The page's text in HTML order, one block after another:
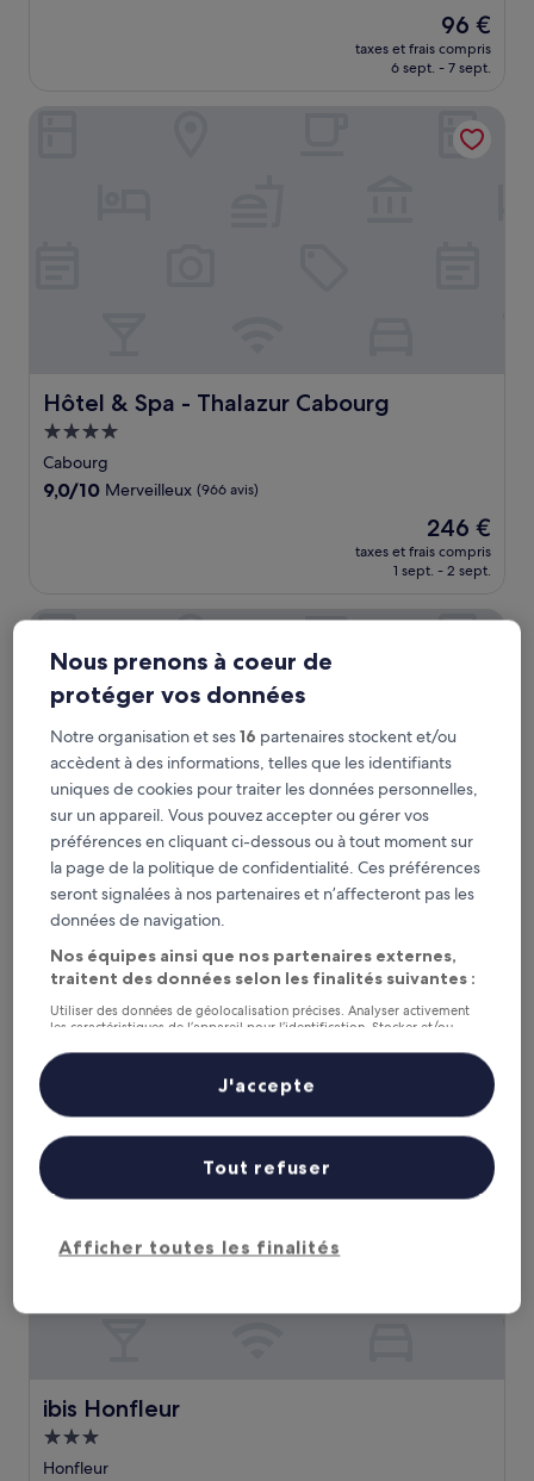
Le
nouveau
prix
de
96 €
96 €
taxes et frais compris
6 sept. - 7 sept.
Hôtel & Spa - Thalazur Cabourg
Hôtel & Spa - Thalazur Cabourg
Hébergement
4.0 étoiles
Cabourg
9.0
9,0/10 Merveilleux (966 avis)
Le
nouveau
prix
de
246 €
taxes et frais compris
1 sept. - 2 sept.
Best Western Eden Spa
Best Western Eden Spa
3.0 étoiles
Honfleur
9.2
sur
10,
Merveilleux,
(709 avis)
Le
nouveau
de
112 €
112 €
taxes et frais compris
6 sept. - 7 sept.
Best Western Eden Spa
ibis Honfleur
ibis Honfleur
Hébergement
3.0 étoiles
Honfleur
ibis Honfleur
Nous prenons à coeur de
protéger vos données
Notre organisation et ses16 partenaires stockent et/ou
accèdent à des informations, telles que les identifiants
uniques de cookies pour traiter les données personnelles,
sur un appareil. Vous pouvez accepter ou gérer vos
préférences en cliquant ci-dessous ou à tout moment sur
la page de la politique de confidentialité. Ces préférences
seront signalées à nos partenaires et n’affecteront pas les
données de navigation.
Nos équipes ainsi que nos partenaires externes,
traitent des données selon les finalités suivantes :
Utiliser des données de géolocalisation précises. Analyser activement
les caractéristiques de l’appareil pour l’identification. Stocker et/ou
personnalisés, mesure de performance des publicités et du contenu,
études d’audience et développement de services.
Liste de nos partenaires (fournisseurs)
Afficher toutes les finalités
Tout refuser
J'accepte